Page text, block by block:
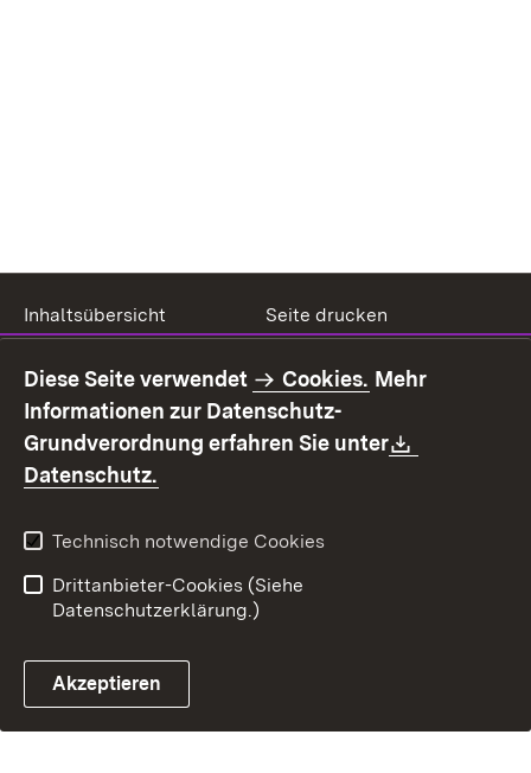
Inhaltsübersicht
Seite drucken
Benutzungshinweise
Erklärung zur
Barrierefreiheit
Kontakt
Fehlerhaften Link melden
Diese Seite verwendet Cookies. Mehr
Informationen zur Datenschutz-
Grundverordnung erfahren Sie unter
Datenschutz.
Technisch notwendige Cookies
Drittanbieter-Cookies (Siehe
Datenschutzerklärung.)
Akzeptieren